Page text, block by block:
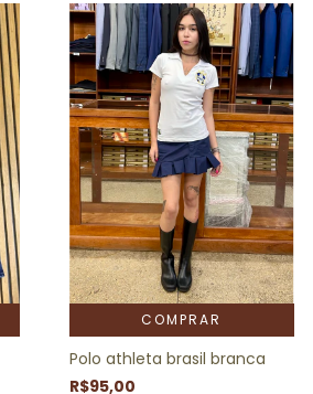
COMPRAR
Polo athleta brasil branca
R$95,00